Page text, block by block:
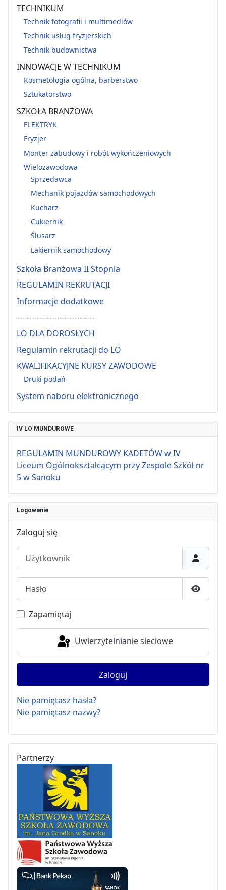
TECHNIKUM
Technik fotografii i multimediów
Technik usług fryzjerskich
Technik budownictwa
INNOWACJE W TECHNIKUM
Kosmetologia ogólna, barberstwo
Sztukatorstwo
SZKOŁA BRANŻOWA
ELEKTRYK
Fryzjer
Monter zabudowy i robót wykończeniowych
Wielozawodowa
Sprzedawca
Mechanik pojazdów samochodowych
Kucharz
Cukiernik
Ślusarz
Lakiernik samochodowy
Szkoła Branżowa II Stopnia
REGULAMIN REKRUTACJI
Informacje dodatkowe
-------------------------------
LO DLA DOROSŁYCH
Regulamin rekrutacji do LO
KWALIFIKACYJNE KURSY ZAWODOWE
Druki podań
System naboru elektronicznego
IV LO MUNDUROWE
REGULAMIN MUNDUROWY KADETÓW w IV
Liceum Ogólnokształcącym przy Zespole Szkół nr
5 w Sanoku
Logowanie
Zaloguj się
Pokaż
Zapamiętaj
Uwierzytelnianie sieciowe
Zaloguj
Nie pamiętasz hasła?
Nie pamiętasz nazwy?
Partnerzy